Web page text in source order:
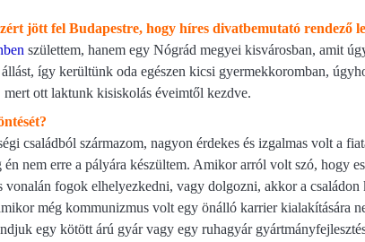
jött fel Budapestre, hogy híres divatbemutató rendező
születtem, hanem egy Nógrád megyei kisvárosban, amit
így kerültünk oda egészen kicsi gyermekkoromban,
ott laktunk kisiskolás éveimtől kezdve.
családból származom, nagyon érdekes és izgalmas volt a
nem erre a pályára készültem. Amikor arról volt szó, hogy
fogok elhelyezkedni, vagy dolgozni, akkor a családon
még kommunizmus volt egy önálló karrier kialakítására
egy kötött árú gyár vagy egy ruhagyár